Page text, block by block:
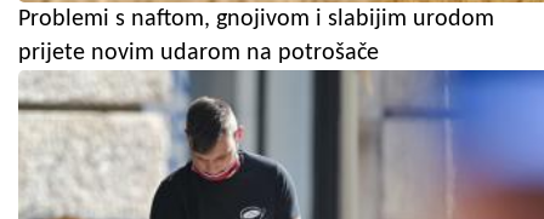
Problemi s naftom, gnojivom i slabijim urodom
prijete novim udarom na potrošače